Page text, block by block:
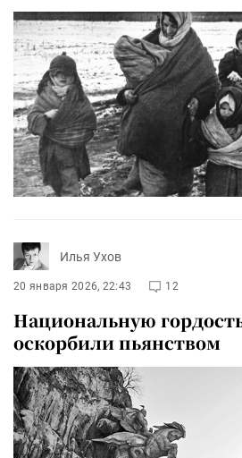
Илья Ухов
20 января 2026, 22:43 12
Национальную
оскорбили пьянством